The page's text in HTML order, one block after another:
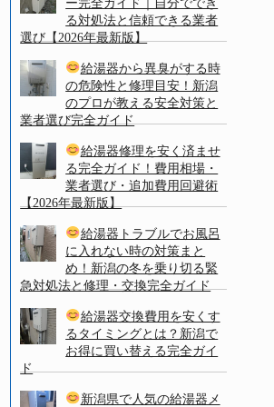
る対処法と信頼できる業者
選び【2026年最新版】
給湯器から異臭がする時
の危険性と修理目安！新潟
のプロが教える安全対策と
業者選び完全ガイド
給湯器修理を安く済ませ
る完全ガイド！費用相場・
業者選び・追加費用回避術
【2026年最新版】
給湯器トラブルでお風呂
に入れない時の対策まと
め！新潟の冬を乗り切る緊
急対処法と修理・交換完全ガイド
給湯器交換費用を安くす
るタイミングとは？新潟で
お得に買い替える完全ガイ
ド
新潟県で人気の給湯器メ